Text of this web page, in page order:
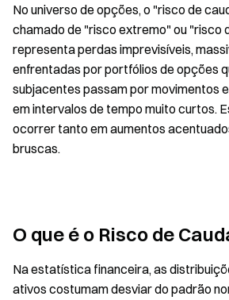
No universo de opções, o "risco de
chamado de "risco extremo" ou "risco
representa perdas imprevisíveis,
enfrentadas por portfólios de opções
subjacentes passam por movimentos
em intervalos de tempo muito curtos.
ocorrer tanto em aumentos
bruscas.
O que é o Risco de
Na estatística financeira, as
ativos costumam desviar do padrão